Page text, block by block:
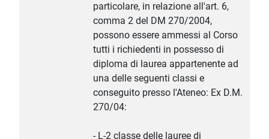
particolare, in relazione all'art. 6,
comma 2 del DM 270/2004,
possono essere ammessi al Corso
tutti i richiedenti in possesso di
diploma di laurea appartenente ad
una delle seguenti classi e
conseguito presso l'Ateneo: Ex D.M.
270/04:
- L-2 classe delle lauree di